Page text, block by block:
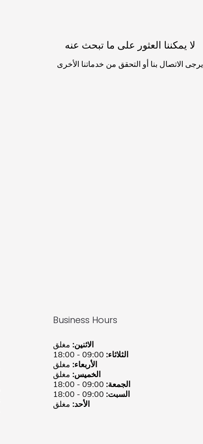
لا يمكننا العثور على ما تبحث عنه
يرجى الاتصال بنا أو التحقق من خدماتنا الأخرى
Business Hours
الاثنين: مغلق
الثلاثاء: 09:00 - 18:00
الأربعاء: مغلق
الخميس: مغلق
الجمعة: 09:00 - 18:00
السبت: 09:00 - 18:00
الأحد: مغلق